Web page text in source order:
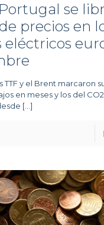
se
precios en
eléctricos
TTF y el Brent marcaron
en meses y los del
[…]